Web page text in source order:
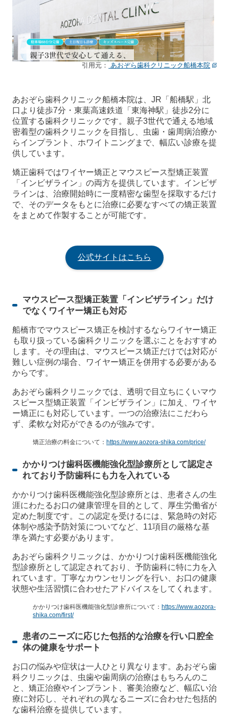
引用元： あおぞら歯科クリニック船橋本院
あおぞら歯科クリニック船橋本院は、JR「船橋駅」北
口より徒歩7分・東葉高速鉄道「東海神駅」徒歩2分に
位置する歯科クリニックです。親子3世代で通える地域
密着型の歯科クリニックを目指し、虫歯・歯周病治療か
らインプラント、ホワイトニングまで、幅広い診療を提
供しています。
矯正歯科ではワイヤー矯正とマウスピース型矯正装置
「インビザライン」の両方を提供しています。インビザ
ラインは、治療開始時に一度精密な歯型を採取するだけ
で、そのデータをもとに治療に必要なすべての矯正装置
をまとめて作製することが可能です。
公式サイトはこちら
マウスピース型矯正装置「インビザライン」だけ
でなくワイヤー矯正も対応
船橋市でマウスピース矯正を検討するならワイヤー矯正
も取り扱っている歯科クリニックを選ぶことをおすすめ
します。その理由は、マウスピース矯正だけでは対応が
難しい症例の場合、ワイヤー矯正を併用する必要がある
からです。
あおぞら歯科クリニックでは、透明で目立ちにくいマウ
スピース型矯正装置「インビザライン」に加え、ワイヤ
ー矯正にも対応しています。一つの治療法にこだわら
ず、柔軟な対応ができるのが強みです。
矯正治療の料金について： https://www.aozora-shika.com/price/
かかりつけ歯科医機能強化型診療所として認定さ
れており予防歯科にも力を入れている
かかりつけ歯科医機能強化型診療所とは、患者さんの生
涯にわたるお口の健康管理を目的として、厚生労働省が
定めた制度です。この認定を受けるには、緊急時の対応
体制や感染予防対策についてなど、11項目の厳格な基
準を満たす必要があります。
あおぞら歯科クリニックは、かかりつけ歯科医機能強化
型診療所として認定されており、予防歯科に特に力を入
れています。丁寧なカウンセリングを行い、お口の健康
状態や生活習慣に合わせたアドバイスをしてくれます。
かかりつけ歯科医機能強化型診療所について： https://www.aozora-
shika.com/first/
患者のニーズに応じた包括的な治療を行い口腔全
体の健康をサポート
お口の悩みや症状は一人ひとり異なります。あおぞら歯
科クリニックは、虫歯や歯周病の治療はもちろんのこ
と、矯正治療やインプラント、審美治療など、幅広い治
療に対応し、それぞれの異なるニーズに合わせた包括的
な歯科治療を提供しています。